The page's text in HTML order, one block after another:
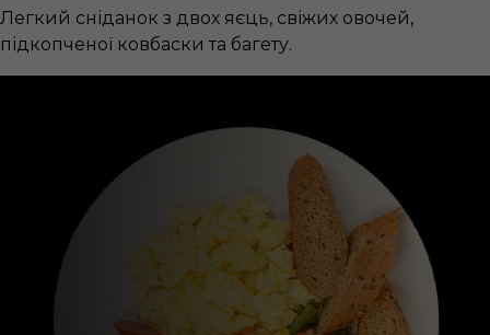
Легкий сніданок з двох яєць, свіжих овочей,
підкопченої ковбаски та багету.